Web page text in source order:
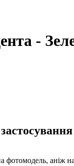
-
фотомодель, аніж